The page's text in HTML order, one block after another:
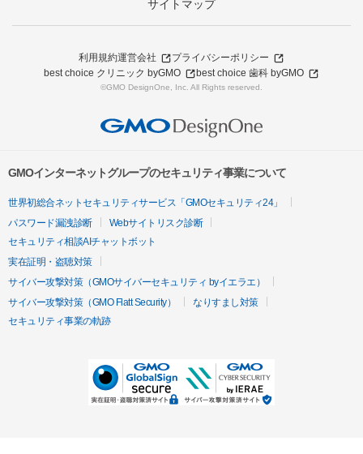
サイトマップ
利用規約運営会社
プライバシーポリシー
best choice クリニック byGMO
best choice 歯科 byGMO
©GMO DesignOne, Inc. All Rights reserved.
GMOインターネットグループのセキュリティ事業について
世界初総合ネットセキュリティサービス「GMOセキュリティ24」
パスワード漏洩診断
Webサイトリスク診断
セキュリティ相談AIチャットボット
実在証明・盗聴対策
サイバー攻撃対策（GMOサイバーセキュリティ byイエラエ）
サイバー攻撃対策（GMO Flatt Security）
なりすまし対策
セキュリティ事業の軌跡